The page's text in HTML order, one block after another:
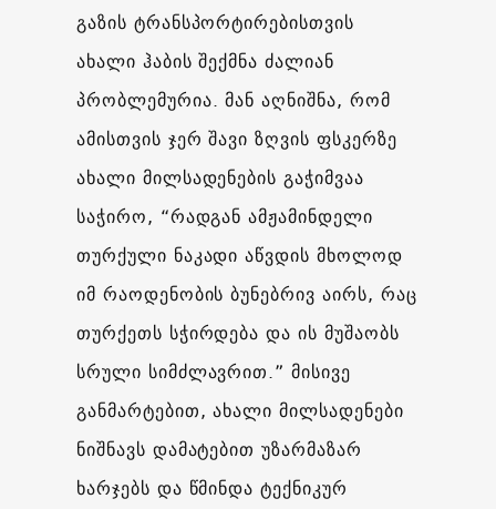
გაზის ტრანსპორტირებისთვის
ახალი ჰაბის შექმნა ძალიან
პრობლემურია. მან აღნიშნა, რომ
ამისთვის ჯერ შავი ზღვის ფსკერზე
ახალი მილსადენების გაჭიმვაა
საჭირო, “რადგან ამჟამინდელი
თურქული ნაკადი აწვდის მხოლოდ
იმ რაოდენობის ბუნებრივ აირს, რაც
თურქეთს სჭირდება და ის მუშაობს
სრული სიმძლავრით.” მისივე
განმარტებით, ახალი მილსადენები
ნიშნავს დამატებით უზარმაზარ
ხარჯებს და წმინდა ტექნიკურ